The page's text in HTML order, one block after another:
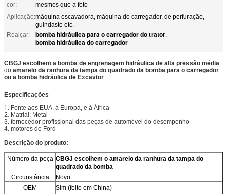
cor:
mesmos que a foto
Aplicação:máquina escavadora, máquina do carregador, de perfuração,
guindaste etc.
Realçar:
bomba hidráulica para o carregador do trator,
bomba hidráulica do carregador
CBGJ escolhem a bomba de engrenagem hidráulica de alta pressão média
do amarelo da ranhura da tampa do quadrado da bomba para o carregador
ou a bomba hidráulica de Excavtor
Especificações
1. Fonte aos EUA, à Europa, e à África
2. Matrial: Metal
3. fornecedor profissional das peças de automóvel do desempenho
4. motores de Ford
Descrição do produto:
Número da peça CBGJ escolhem o amarelo da ranhura da tampa do
quadrado da bomba
Circunstância
Novo
OEM
Sim (feito em China)